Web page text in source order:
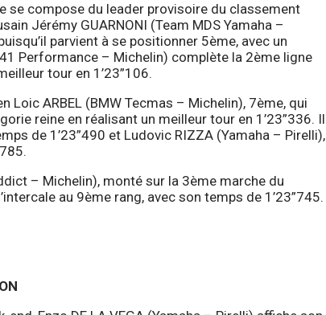
se compose du leader provisoire du classement
Jérémy GUARNONI (Team MDS Yamaha –
parvient à se positionner 5ème, avec un
Performance – Michelin) complète la 2ème ligne
tour en 1’23”106.
Loic ARBEL (BMW Tecmas – Michelin), 7ème, qui
reine en réalisant un meilleur tour en 1’23”336. Il
de 1’23”490 et Ludovic RIZZA (Yamaha – Pirelli),
– Michelin), monté sur la 3ème marche du
au 9ème rang, avec son temps de 1’23”745.